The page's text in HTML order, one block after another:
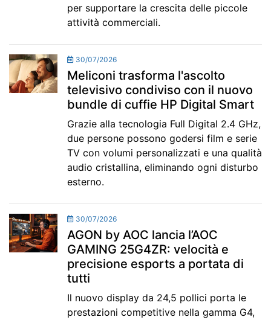
per supportare la crescita delle piccole
attività commerciali.
30/07/2026
Meliconi trasforma l'ascolto
televisivo condiviso con il nuovo
bundle di cuffie HP Digital Smart
Grazie alla tecnologia Full Digital 2.4 GHz,
due persone possono godersi film e serie
TV con volumi personalizzati e una qualità
audio cristallina, eliminando ogni disturbo
esterno.
30/07/2026
AGON by AOC lancia l’AOC
GAMING 25G4ZR: velocità e
precisione esports a portata di
tutti
Il nuovo display da 24,5 pollici porta le
prestazioni competitive nella gamma G4,